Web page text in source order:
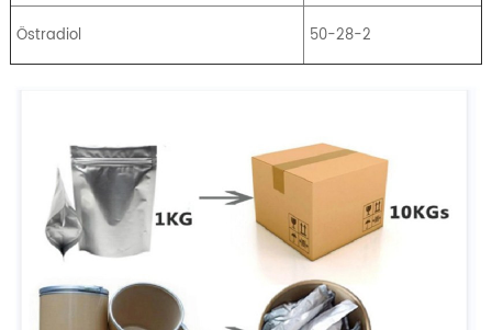
Östradiol 50-28-2